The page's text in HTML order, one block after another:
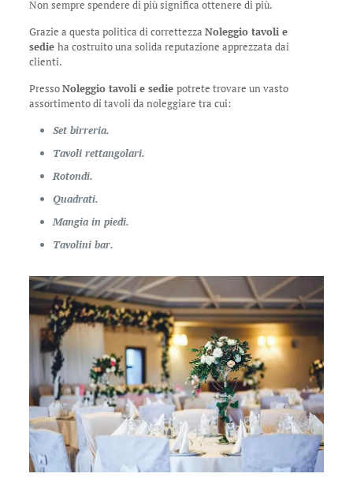
Non sempre spendere di più significa ottenere di più.
Grazie a questa politica di correttezza Noleggio tavoli e
sedie ha costruito una solida reputazione apprezzata dai
clienti.
PressoNoleggio tavoli e sedie potrete trovare un vasto
assortimento di tavoli da noleggiare tra cui:
Set birreria.
Tavoli rettangolari.
Rotondi.
Quadrati.
Mangia in piedi.
Tavolini bar.